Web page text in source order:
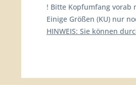
! Bitte Kopfumfang vorab
Einige Größen (KU) nur
HINWEIS: Sie können